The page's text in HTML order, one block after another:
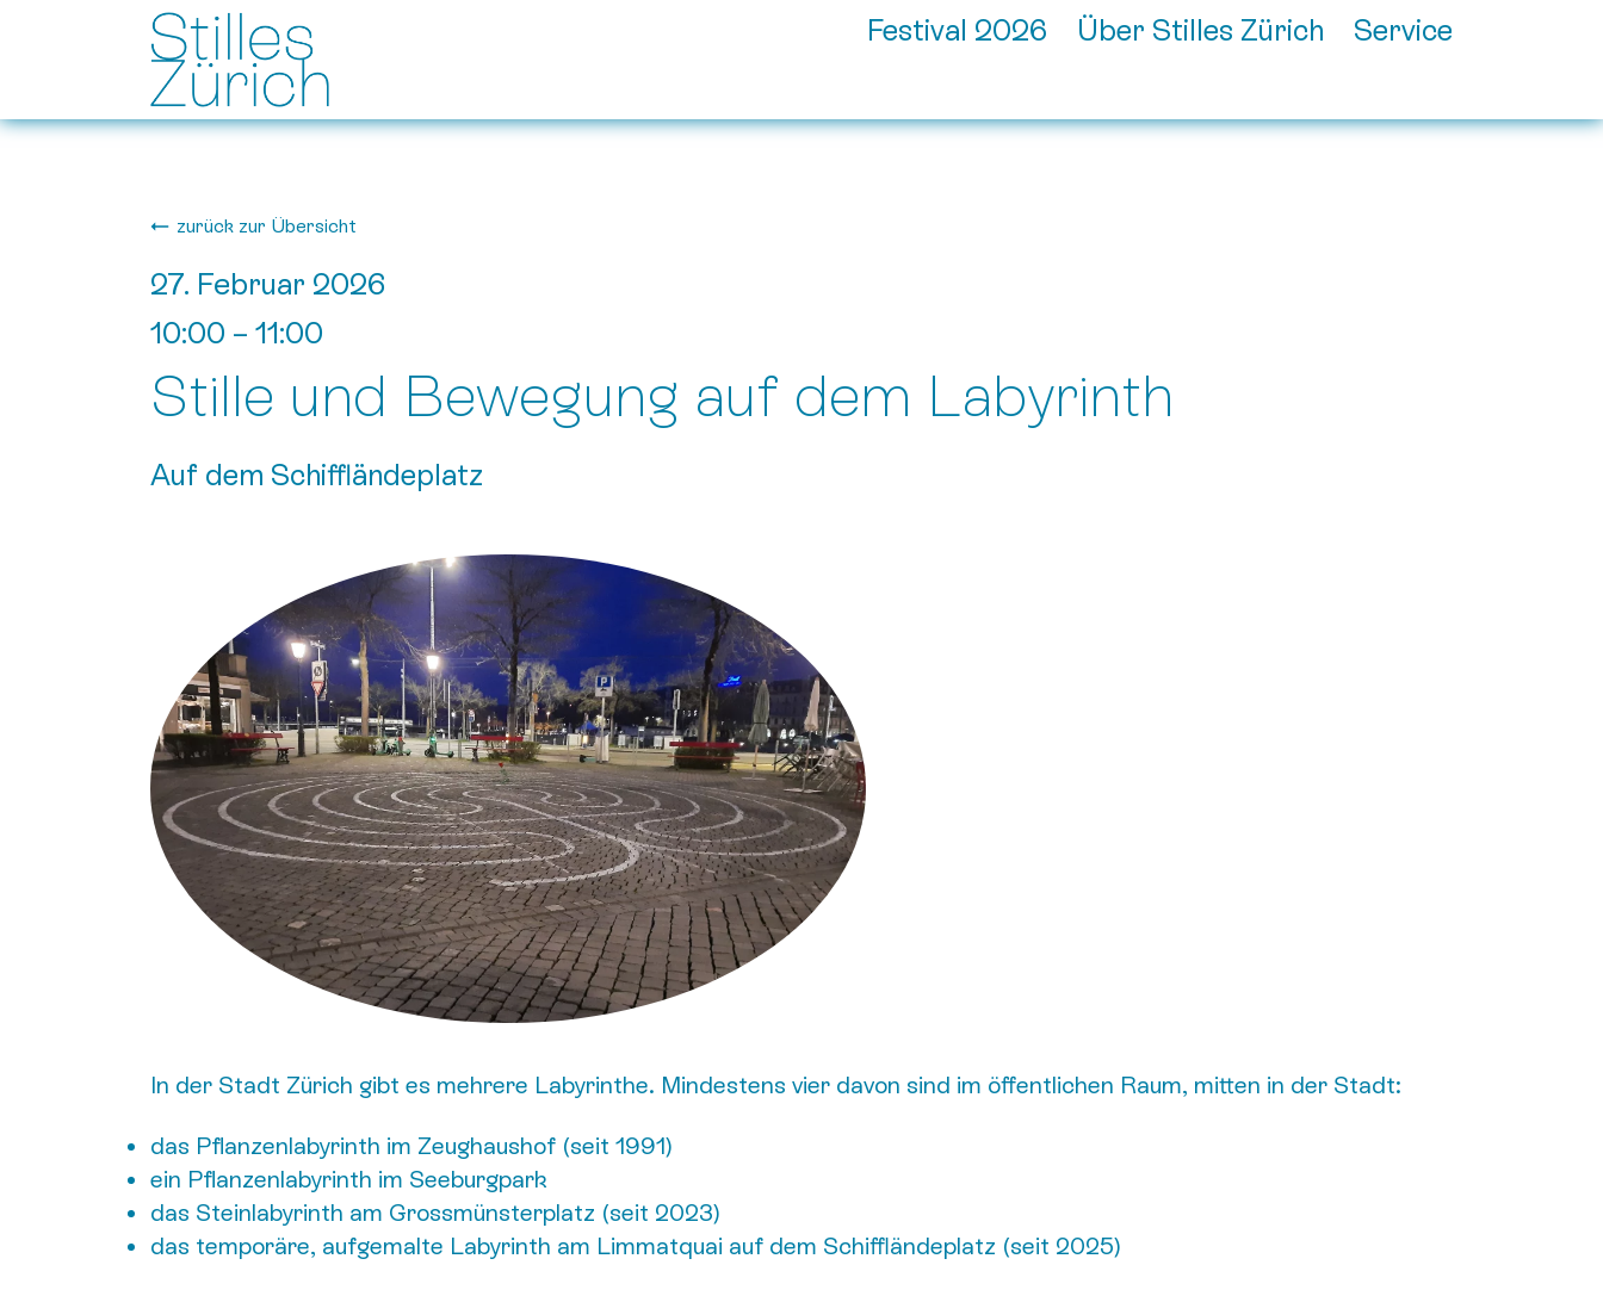
Festival 2026 Über Stilles Zürich Service
zurück zur Übersicht
27. Februar 2026
10:00 – 11:00
Stille und Bewegung auf dem Labyrinth
Auf dem Schiffländeplatz
In der Stadt Zürich gibt es mehrere Labyrinthe. Mindestens vier davon sind im öffentlichen Raum, mitten in der Stadt:
das Pflanzenlabyrinth im Zeughaushof (seit 1991)
ein Pflanzenlabyrinth im Seeburgpark
das Steinlabyrinth am Grossmünsterplatz (seit 2023)
das temporäre, aufgemalte Labyrinth am Limmatquai auf dem Schiffländeplatz (seit 2025)